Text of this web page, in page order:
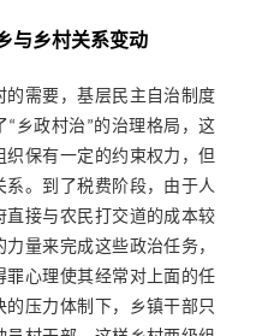
与乡村关系变动
需要，基层民主自治制度
乡政村治”的治理格局，这
保有一定的约束权力，但
。到了税费阶段，由于人
直接与农民打交道的成本较
量来完成这些政治任务，
心理使其经常对上面的任
压力体制下，乡镇干部只